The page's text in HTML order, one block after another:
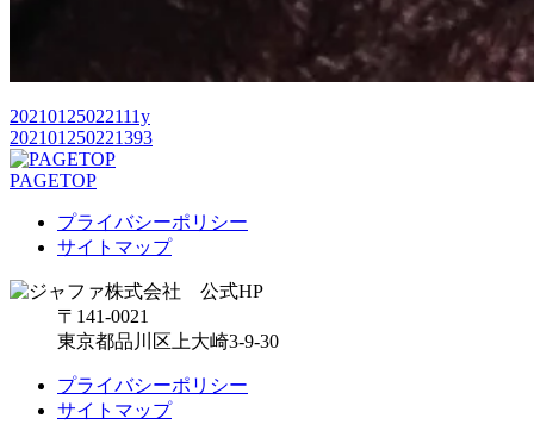
20210125022111y
202101250221393
PAGETOP
プライバシーポリシー
サイトマップ
〒141-0021
東京都品川区上大崎3-9-30
プライバシーポリシー
サイトマップ